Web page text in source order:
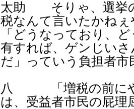
太助 そりゃ、選挙
税なんて言いたかね
「どうなっており、
有すれば、ゲンじい
だ」っていう負担者
八 「増税の前にや
は、受益者市民の屁理